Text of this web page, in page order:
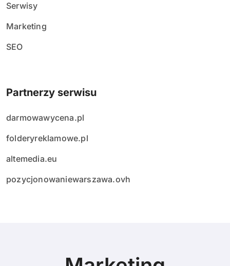
Serwisy
Marketing
SEO
Partnerzy serwisu
darmowawycena.pl
folderyreklamowe.pl
altemedia.eu
pozycjonowaniewarszawa.ovh